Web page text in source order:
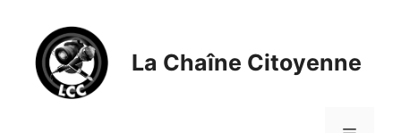
contenu
La Chaîne Citoyenne